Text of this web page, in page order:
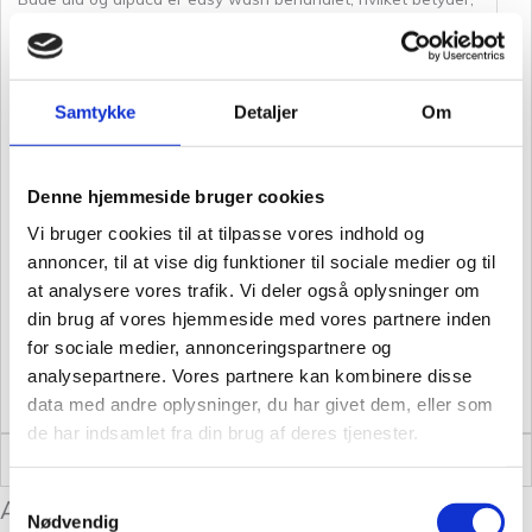
Samtykke Detaljer Om
Denne hjemmeside bruger cookies
Vi bruger cookies til at tilpasse vores indhold og
annoncer, til at vise dig funktioner til sociale medier og til
at analysere vores trafik. Vi deler også oplysninger om
din brug af vores hjemmeside med vores partnere inden
for sociale medier, annonceringspartnere og
analysepartnere. Vores partnere kan kombinere disse
data med andre oplysninger, du har givet dem, eller som
de har indsamlet fra din brug af deres tjenester.
Samtykkevalg
Nødvendig
at det ikke kryber i vask, men kan tåle vaskemaskine op til 30
grader.
Lidt om Tante Grøn CPH
Hos Tante Grøn CPH har vi et stort udvalg af garner i mange
garnet mellem fingrene, så kom forbi vores butik på Christian
Winthers Vej. Hvis du ikke fandt den rigtige garn kvalitet har
vi altid flere substituter at vælge i mellem. Det kan være
svært at vælge netop den rigtige farve, så tag dig god tid og
spørg os endelig til råds. Vi stræber altid efter en personlig
og nøje vejledning så du er på sikker vej med dine fremtidige
strikkeeventyr.
Anmeldelser